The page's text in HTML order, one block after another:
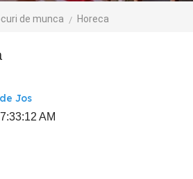
de munca Horeca
Jos
AM